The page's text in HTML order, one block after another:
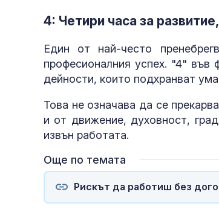
4: Четири часа за
Един от най-често
професионалния успех. "4" във
дейности, които подхранват
Това не означава да се
и от движение, духовност,
извън работата.
Още по темата
Рискът да работиш без